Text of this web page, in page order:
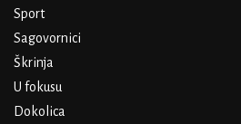
Sport
Sagovornici
Škrinja
U fokusu
Dokolica